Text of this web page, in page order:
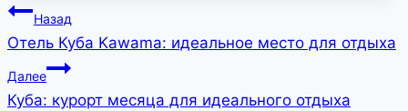
Навигация
по
записям
Назад
Отель Куба Kawama: идеальное место для отдыха
Далее
Куба: курорт месяца для идеального отдыха